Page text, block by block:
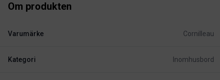
Om produkten
Varumärke Cornilleau
Kategori Inomhusbord